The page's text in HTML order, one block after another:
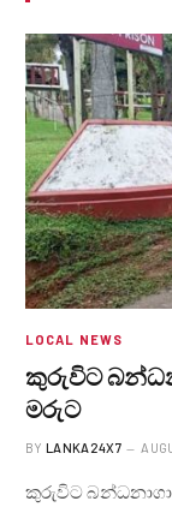
LOCAL NEWS
කුරුවිට
මරුට
BY LANKA24X7
කුරුවිට